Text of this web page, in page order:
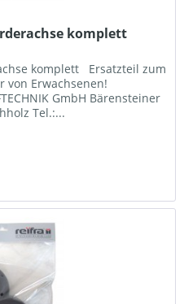
komplett
komplett Ersatzteil zum
von Erwachsenen!
GmbH Bärensteiner
Tel.:...